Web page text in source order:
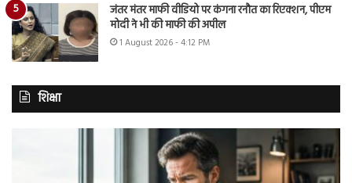
जंतर मंतर माफी वीडियो पर कंगना रनौत का रिएक्शन, पीएम
मोदी ने भी की माफी की अपील
1 August 2026 - 4:12 PM
शिक्षा